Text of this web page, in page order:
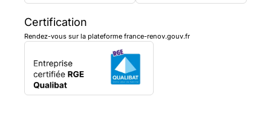
Certification
Rendez-vous sur la plateforme france-renov.gouv.fr